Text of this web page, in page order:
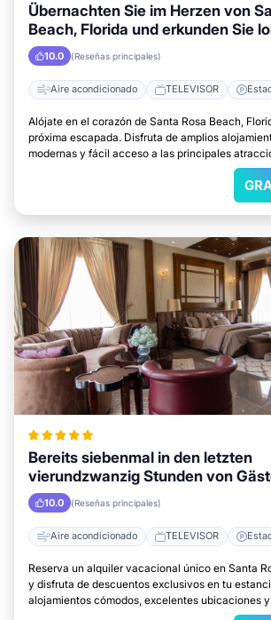
Übernachten Sie im Herzen von
Beach, Florida und erkunden Sie
Attraktionen
10.0 (Reseñas principales)
Aire acondicionado TELEVISOR
Alójate en el corazón de Santa Rosa Beach,
próxima escapada. Disfruta de amplios
modernas y fácil acceso a las principales
Bereits siebenmal in den letzten
vierundzwanzig Stunden von
10.0 (Reseñas principales)
Aire acondicionado TELEVISOR
Reserva un alquiler vacacional único en Santa
y disfruta de descuentos exclusivos en tu
alojamientos cómodos, excelentes ubicaciones